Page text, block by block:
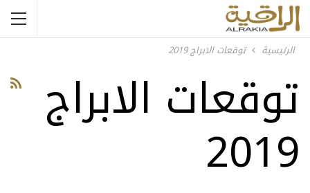
الرئيسية توقعات الابراج 2019
توقعات الابراج
2019